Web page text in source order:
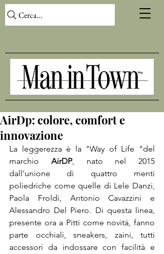
Cerca...
AirDp: colore, comfort e
innovazione
La leggerezza è la "Way of Life "del
marchio AirDP, nato nel 2015
dall'unione di quattro menti
poliedriche come quelle di Lele Danzi,
Paola Froldi, Antonio Cavazzini e
Alessandro Del Piero. Di questa linea,
presente ora a Pitti come novità, fanno
parte occhiali, sneakers, zaini, tutti
accessori da indossare con facilità e